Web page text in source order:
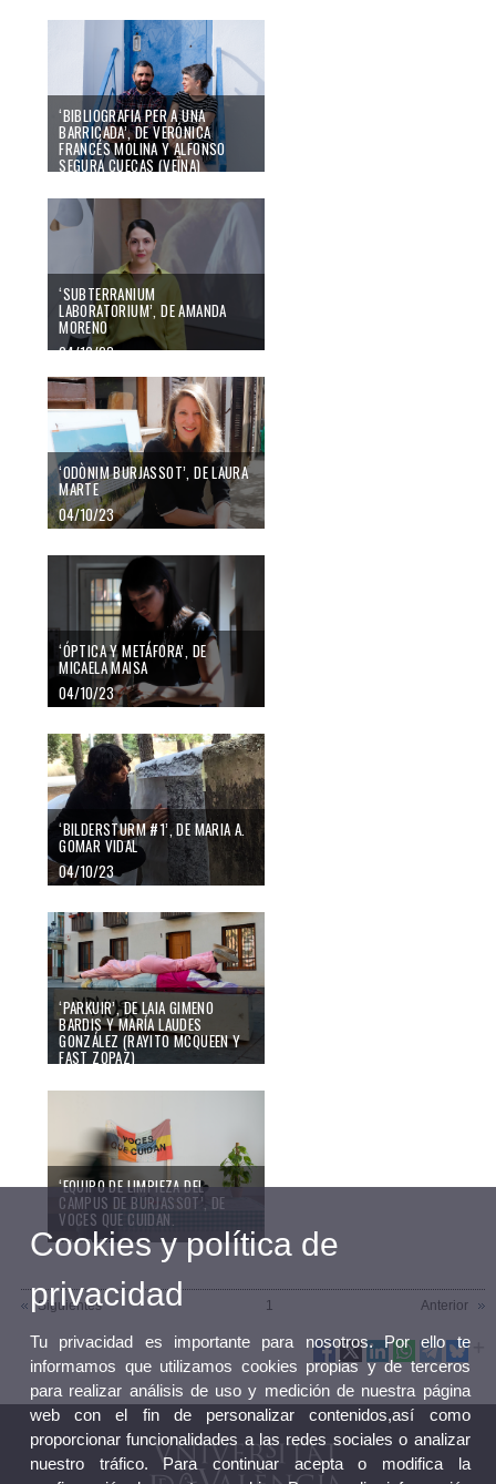
‘BIBLIOGRAFIA PER A UNA
BARRICADA’, DE VERÓNICA
FRANCÉS MOLINA Y ALFONSO
SEGURA CUECAS (VEÏNA)
‘SUBTERRANIUM
LABORATORIUM’, DE AMANDA
MORENO
04/10/23
‘ODÒNIM BURJASSOT’, DE LAURA
MARTE
04/10/23
‘ÓPTICA Y METÁFORA’, DE
MICAELA MAISA
04/10/23
‘BILDERSTURM #1’, DE MARIA A.
GOMAR VIDAL
04/10/23
‘PARKUIR’, DE LAIA GIMENO
BARDIS Y MARÍA LAUDES
GONZÁLEZ (RAYITO MCQUEEN Y
FAST ZOPAZ)
‘EQUIPO DE LIMPIEZA DEL
CAMPUS DE BURJASSOT’, DE
VOCES QUE CUIDAN.
04/10/23
Siguientes Anterior
1
Cookies y política de
privacidad
Tu privacidad es importante para nosotros. Por ello te
informamos que utilizamos cookies propias y de terceros
para realizar análisis de uso y medición de nuestra página
web con el fin de personalizar contenidos,así como
proporcionar funcionalidades a las redes sociales o analizar
nuestro tráfico. Para continuar acepta o modifica la